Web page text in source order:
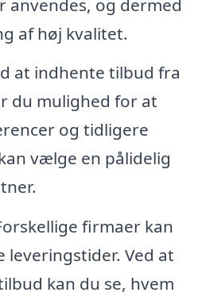
anvendes, og dermed
af høj kvalitet.
at indhente tilbud fra
du mulighed for at
og tidligere
vælge en pålidelig
firmaer kan
leveringstider. Ved at
kan du se, hvem